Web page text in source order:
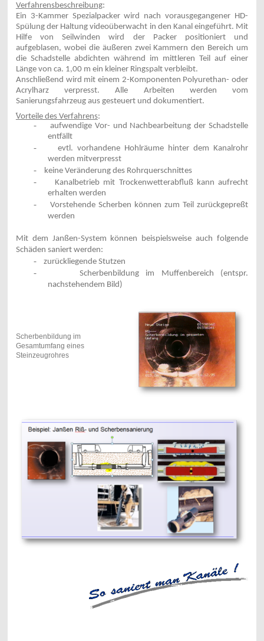
Verfahrensbeschreibung:
Ein 3-Kammer Spezialpacker wird nach vorausgegangener HD-
Spülung der Haltung videoüberwacht in den Kanal eingeführt. Mit
Hilfe von Seilwinden wird der Packer positioniert und
aufgeblasen, wobei die äußeren zwei Kammern den Bereich um
die Schadstelle abdichten während im mittleren Teil auf einer
Länge von ca. 1,00 m ein kleiner Ringspalt verbleibt.
Anschließend wird mit einem 2-Komponenten Polyurethan- oder
Acrylharz verpresst. Alle
Arbeiten werden vom
Sanierungsfahrzeug aus gesteuert und dokumentiert.
Vorteile des Verfahrens:
-
aufwendige Vor- und Nachbearbeitung der Schadstelle
entfällt
-
evtl. vorhandene Hohlräume hinter dem Kanalrohr
werden mitverpresst
- keine Veränderung des Rohrquerschnittes
-
Kanalbetrieb mit Trockenwetterabfluß kann aufrecht
erhalten werden
-
Vorstehende Scherben können zum Teil zurückgepreßt
werden
Mit dem Janßen-System können beispielsweise auch folgende
Schäden saniert werden:
- zurückliegende Stutzen
-
Scherbenbildung im Muffenbereich (entspr.
nachstehendem Bild)
Scherbenbildung im
Gesamtumfang eines
Steinzeugrohres